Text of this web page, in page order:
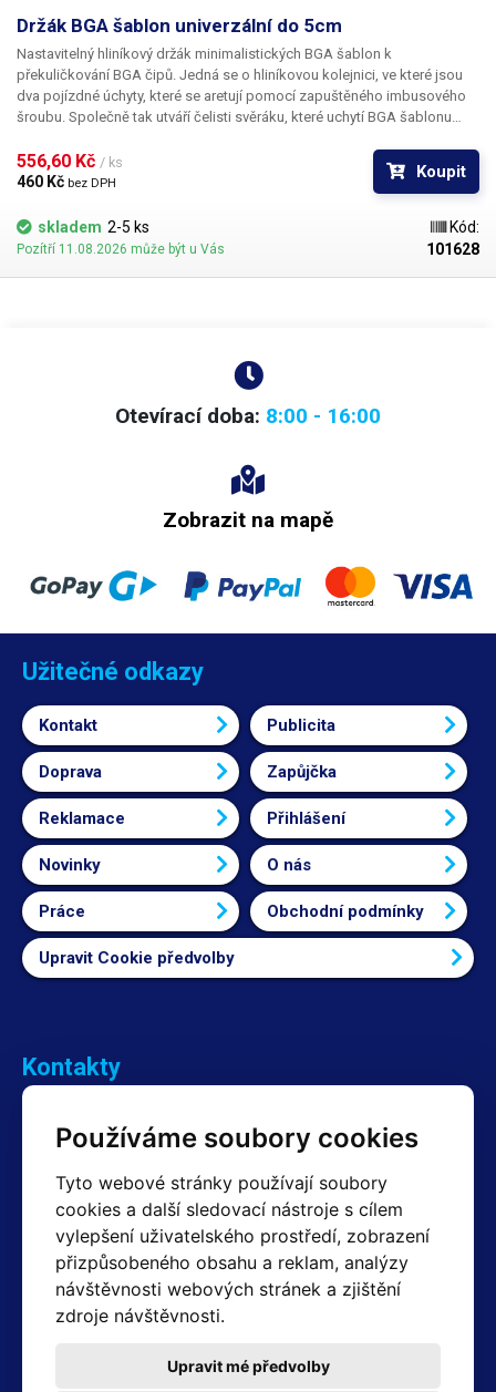
Používáme soubory cookies
Tyto webové stránky používají soubory
cookies a další sledovací nástroje s cílem
vylepšení uživatelského prostředí, zobrazení
přizpůsobeného obsahu a reklam, analýzy
návštěvnosti webových stránek a zjištění
zdroje návštěvnosti.
Upravit mé předvolby
Držák BGA šablon univerzální do 5cm
Nastavitelný hliníkový držák minimalistických BGA šablon k
překuličkování BGA čipů. Jedná se o hliníkovou kolejnici, ve které jsou
dva pojízdné úchyty, které se aretují pomocí zapuštěného imbusového
šroubu. Společně tak utváří čelisti svěráku, které uchytí BGA šablonu
kde ho drží pojízdná pružina přitlačený k reballing šabloně. Poté stačí
nasypat cínové kuličky pro reballing příslušného průměru a následně
50x50mm.
556,60 Kč / ks
460 Kč bez DPH
Koupit
skladem 2-5 ks
Pozítří 11.08.2026 může být u Vás
Kód:
101628
Otevírací doba: 8:00 - 16:00
Zobrazit na mapě
Užitečné odkazy
Kontakt Publicita
Doprava Zapůjčka
Reklamace Přihlášení
Novinky O nás
Práce Obchodní podmínky
Upravit Cookie předvolby
Kontakty
+420 603 357 606 +420 605 234 204
Fakturační a expediční oddělení
+420 605 259 759 (Po–Pá: 7:30 – 15:00)
Technické oddělení
+420 603 355 085 (Po–Pá: 8:00 – 16:00)
servis@hotair.cz
Platba jen v hotovosti